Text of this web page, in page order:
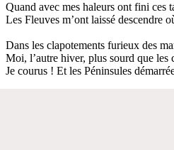
Quand avec mes haleurs ont fini ces
Les Fleuves m’ont laissé descendre
Dans les clapotements furieux des
Moi, l’autre hiver, plus sourd que les
Je courus ! Et les Péninsules